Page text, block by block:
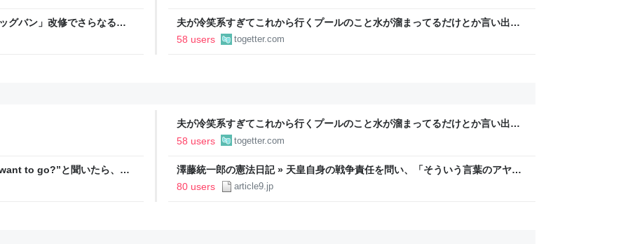
グバン」改修でさらなる探
夫が冷笑系すぎてこれから行くプールのこと水が溜まってるだけとか言い出し
た「そんなこと言ったら彼自身も、素粒子が一時的に人の形にまとまってるだ
けじゃん」
58 users togetter.com
夫が冷笑系すぎてこれから行くプールのこと水が溜まってるだけとか言い出し
た「そんなこと言ったら彼自身も、素粒子が一時的に人の形にまとまってるだ
58 users togetter.com
to go?”と聞いたら、
澤藤統一郎の憲法日記 » 天皇自身の戦争責任を問い、「そういう言葉のアヤに
ついては、そういう文学方面はあまり研究もしてない…」との「迷答」を引き
80 users article9.jp